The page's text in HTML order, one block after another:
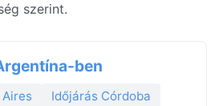
szerint.
ben
Időjárás Córdoba